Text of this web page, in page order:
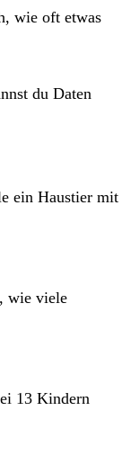
wie oft etwas
du Daten
ein Haustier mit
wie viele
13 Kindern